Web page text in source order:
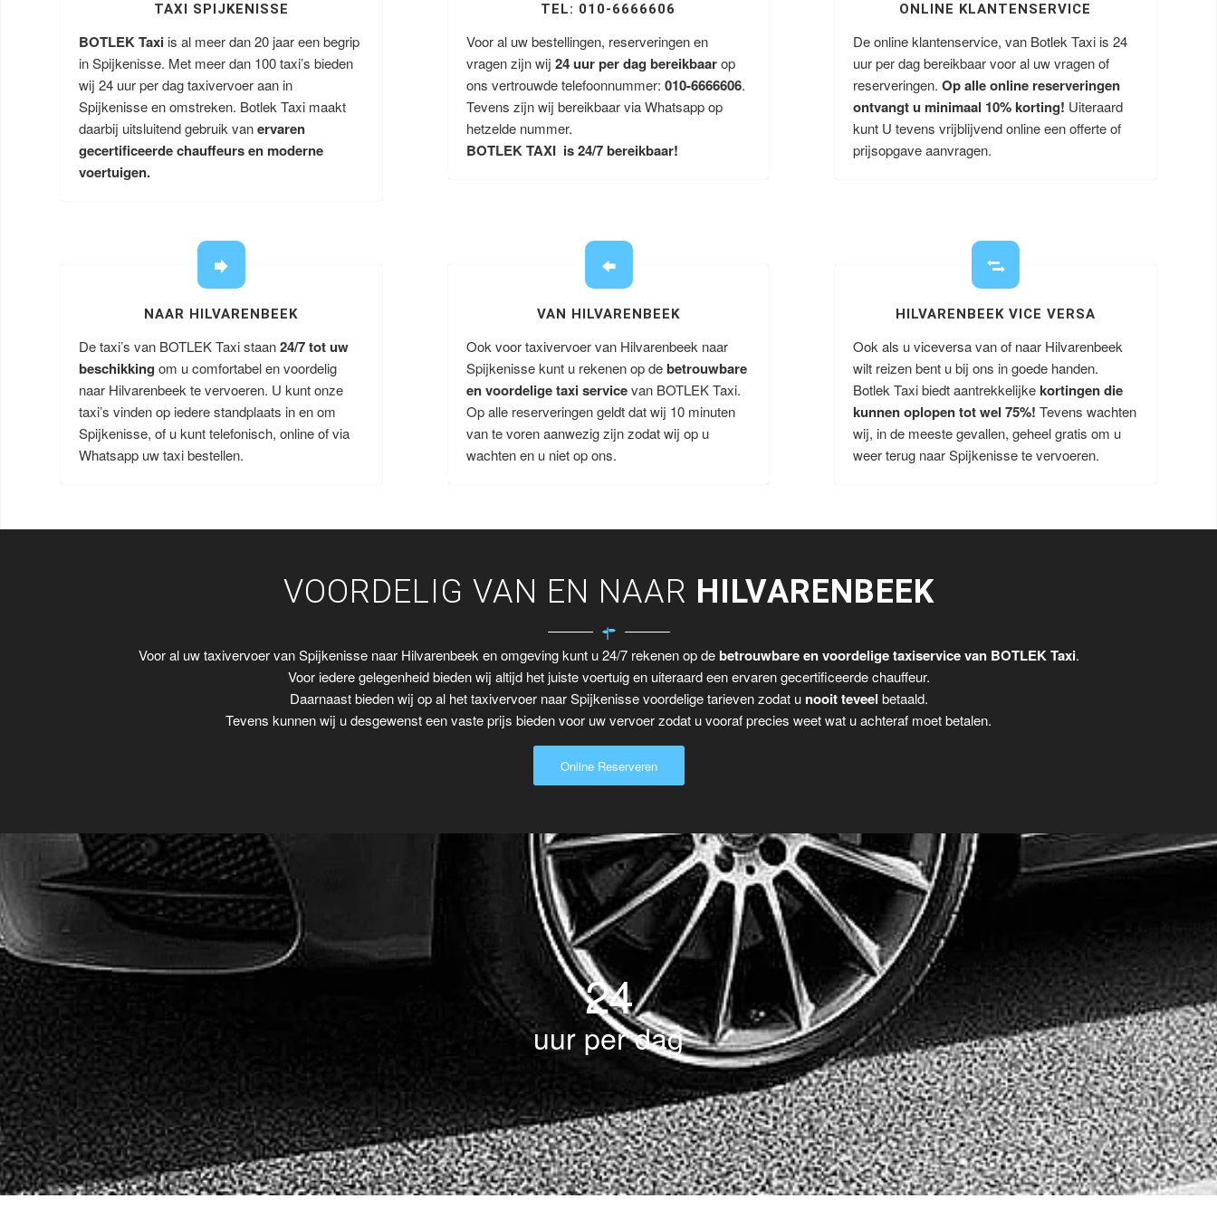
TAXI SPIJKENISSE
BOTLEK Taxi is al meer dan 20 jaar een begrip
in Spijkenisse. Met meer dan 100 taxi’s bieden
wij 24 uur per dag taxivervoer aan in
Spijkenisse en omstreken. Botlek Taxi maakt
daarbij uitsluitend gebruik vanervaren
gecertificeerde chauffeurs en moderne
voertuigen.
TEL: 010-6666606
Voor al uw bestellingen, reserveringen en
vragen zijn wij 24 uur per dag bereikbaarop
ons vertrouwde telefoonnummer: 010-6666606.
Tevens zijn wij bereikbaar via Whatsapp op
hetzelde nummer.
BOTLEK TAXI is 24/7 bereikbaar!
ONLINE KLANTENSERVICE
De online klantenservice, van Botlek Taxi is 24
uur per dag bereikbaar voor al uw vragen of
reserveringen.Op alle online reserveringen
ontvangt u minimaal 10% korting! Uiteraard
kunt U tevens vrijblijvend online een offerte of
prijsopgave aanvragen.
NAAR HILVARENBEEK
De taxi’s van BOTLEK Taxi staan24/7 tot uw
beschikking om u comfortabel en voordelig
naar Hilvarenbeek te vervoeren. U kunt onze
taxi’s vinden op iedere standplaats in en om
Spijkenisse, of u kunt telefonisch, online of via
Whatsapp uw taxi bestellen.
VAN HILVARENBEEK
Ook voor taxivervoer van Hilvarenbeek naar
Spijkenisse kunt u rekenen op debetrouwbare
en voordelige taxi servicevan BOTLEK Taxi.
Op alle reserveringen geldt dat wij 10 minuten
van te voren aanwezig zijn zodat wij op u
wachten en u niet op ons.
HILVARENBEEK VICE VERSA
Ook als u viceversa van of naar Hilvarenbeek
wilt reizen bent u bij ons in goede handen.
Botlek Taxi biedt aantrekkelijkekortingen die
kunnen oplopen tot wel 75%!Tevens wachten
wij, in de meeste gevallen, geheel gratis om u
weer terug naar Spijkenisse te vervoeren.
VOORDELIG VAN EN NAAR HILVARENBEEK
Voor al uw taxivervoer van Spijkenisse naar Hilvarenbeek en omgeving kunt u 24/7 rekenen op debetrouwbare en voordelige taxiservice van BOTLEK Taxi.
Voor iedere gelegenheid bieden wij altijd het juiste voertuig en uiteraard een ervaren gecertificeerde chauffeur.
Daarnaast bieden wij op al het taxivervoer naar Spijkenisse voordelige tarieven zodat u nooit teveel betaald.
Tevens kunnen wij u desgewenst een vaste prijs bieden voor uw vervoer zodat u vooraf precies weet wat u achteraf moet betalen.
Online Reserveren
24
uur per dag